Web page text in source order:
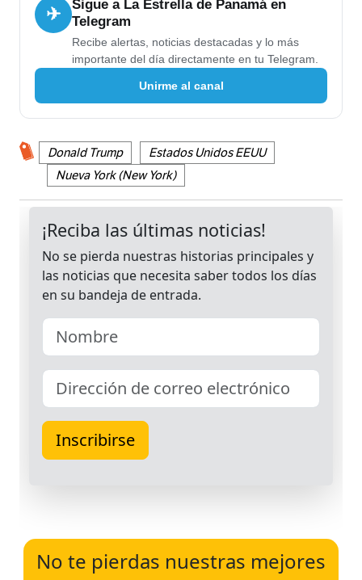
✈
Sigue a La Estrella de Panamá en
Telegram
Recibe alertas, noticias destacadas y lo más
importante del día directamente en tu Telegram.
Unirme al canal
Donald Trump
Estados Unidos EEUU
Nueva York (New York)
No te pierdas nuestras mejores